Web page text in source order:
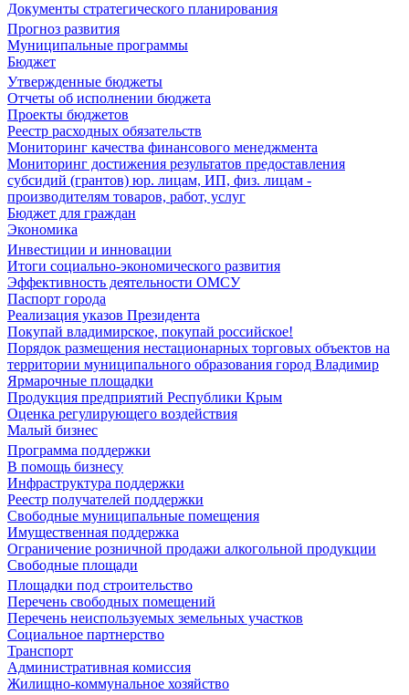
Документы стратегического планирования
Прогноз развития
Муниципальные программы
Бюджет
Утвержденные бюджеты
Отчеты об исполнении бюджета
Проекты бюджетов
Реестр расходных обязательств
Мониторинг качества финансового менеджмента
Мониторинг достижения результатов предоставления
субсидий (грантов) юр. лицам, ИП, физ. лицам -
производителям товаров, работ, услуг
Бюджет для граждан
Экономика
Инвестиции и инновации
Итоги социально-экономического развития
Эффективность деятельности ОМСУ
Паспорт города
Реализация указов Президента
Покупай владимирское, покупай российское!
Порядок размещения нестационарных торговых объектов на
территории муниципального образования город Владимир
Ярмарочные площадки
Продукция предприятий Республики Крым
Оценка регулирующего воздействия
Малый бизнес
Программа поддержки
В помощь бизнесу
Инфраструктура поддержки
Реестр получателей поддержки
Свободные муниципальные помещения
Имущественная поддержка
Ограничение розничной продажи алкогольной продукции
Свободные площади
Площадки под строительство
Перечень свободных помещений
Перечень неиспользуемых земельных участков
Социальное партнерство
Транспорт
Административная комиссия
Жилищно-коммунальное хозяйство